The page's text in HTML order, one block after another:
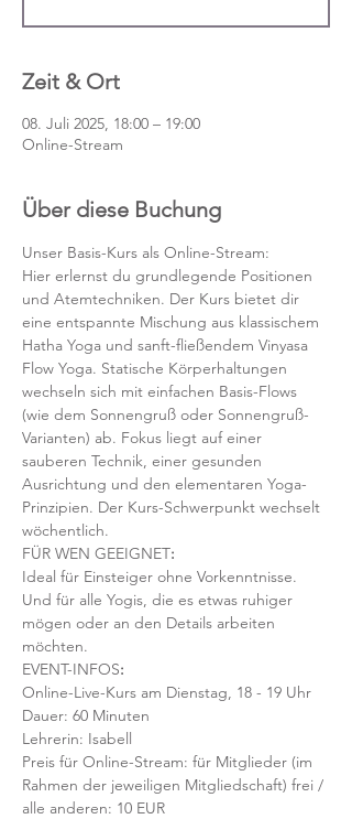
Zeit & Ort
08. Juli 2025, 18:00 – 19:00
Online-Stream
Über diese Buchung
Unser Basis-Kurs als Online-Stream:
Hier erlernst du grundlegende Positionen
und Atemtechniken. Der Kurs bietet dir
eine entspannte Mischung aus klassischem
Hatha Yoga und sanft-fließendem Vinyasa
Flow Yoga. Statische Körperhaltungen
wechseln sich mit einfachen Basis-Flows
(wie dem Sonnengruß oder Sonnengruß-
Varianten) ab. Fokus liegt auf einer
sauberen Technik, einer gesunden
Ausrichtung und den elementaren Yoga-
Prinzipien. Der Kurs-Schwerpunkt wechselt
wöchentlich.
FÜR WEN GEEIGNET:
Ideal für Einsteiger ohne Vorkenntnisse.
Und für alle Yogis, die es etwas ruhiger
mögen oder an den Details arbeiten
möchten.
EVENT-INFOS:
Online-Live-Kurs am Dienstag, 18 - 19 Uhr
Dauer: 60 Minuten
Lehrerin: Isabell
Preis für Online-Stream: für Mitglieder (im
Rahmen der jeweiligen Mitgliedschaft) frei /
alle anderen: 10 EUR